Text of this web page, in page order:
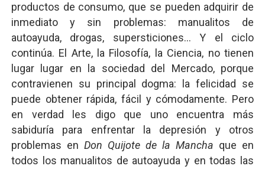
productos de consumo, que se pueden adquirir de
inmediato y sin problemas: manualitos de
autoayuda, drogas, supersticiones... Y el ciclo
continúa. El Arte, la Filosofía, la Ciencia, no tienen
lugar lugar en la sociedad del Mercado, porque
contravienen su principal dogma: la felicidad se
puede obtener rápida, fácil y cómodamente. Pero
en verdad les digo que uno encuentra más
sabiduría para enfrentar la depresión y otros
problemas en Don Quijote de la Mancha que en
todos los manualitos de autoayuda y en todas las